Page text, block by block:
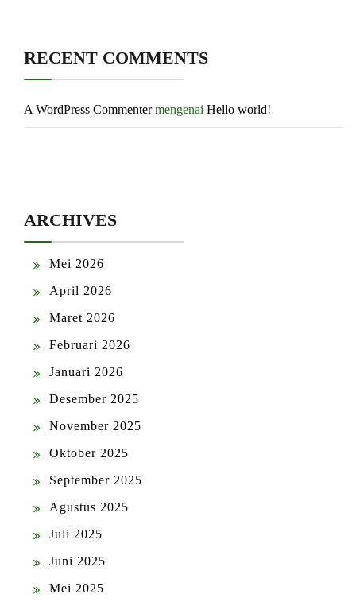
RECENT COMMENTS
A WordPress Commentermengenai Hello world!
ARCHIVES
Mei 2026
April 2026
Maret 2026
Februari 2026
Januari 2026
Desember 2025
November 2025
Oktober 2025
September 2025
Agustus 2025
Juli 2025
Juni 2025
Mei 2025